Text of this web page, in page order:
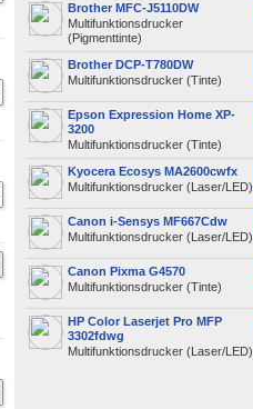
Brother MFC-J5110DW
Multifunktionsdrucker
(Pigmenttinte)
Brother DCP-T780DW
Multifunktionsdrucker (Tinte)
Epson Expression Home XP-
3200
Multifunktionsdrucker (Tinte)
Kyocera Ecosys MA2600cwfx
Multifunktionsdrucker (Laser/LED)
Canon i-Sensys MF667Cdw
Multifunktionsdrucker (Laser/LED)
Canon Pixma G4570
Multifunktionsdrucker (Tinte)
HP Color Laserjet Pro MFP
3302fdwg
Multifunktionsdrucker (Laser/LED)